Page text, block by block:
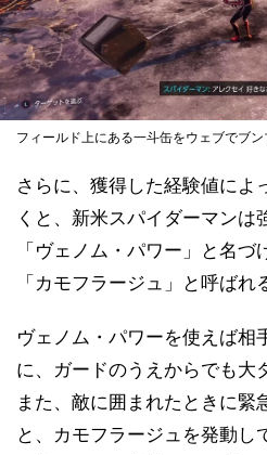
フィールド上にある一斗缶をウェブでブン
さらに、獲得した経験値によ
くと、新米スパイダーマンは
「ヴェノム・パワー」と名づ
「カモフラージュ」と呼ばれ
ヴェノム・パワーを使えば相
に、ガードのうえからでも大
また、敵に囲まれたときに緊
と、カモフラージュを発動し